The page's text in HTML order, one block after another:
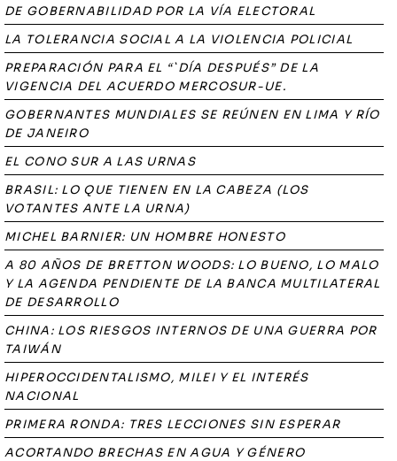
DE GOBERNABILIDAD POR LA VÍA ELECTORAL
LA TOLERANCIA SOCIAL A LA VIOLENCIA POLICIAL
PREPARACIÓN PARA EL “`DÍA DESPUÉS” DE LA
VIGENCIA DEL ACUERDO MERCOSUR-UE.
GOBERNANTES MUNDIALES SE REÚNEN EN LIMA Y RÍO
DE JANEIRO
EL CONO SUR A LAS URNAS
BRASIL: LO QUE TIENEN EN LA CABEZA (LOS
VOTANTES ANTE LA URNA)
MICHEL BARNIER: UN HOMBRE HONESTO
A 80 AÑOS DE BRETTON WOODS: LO BUENO, LO MALO
Y LA AGENDA PENDIENTE DE LA BANCA MULTILATERAL
DE DESARROLLO
CHINA: LOS RIESGOS INTERNOS DE UNA GUERRA POR
TAIWÁN
HIPEROCCIDENTALISMO, MILEI Y EL INTERÉS
NACIONAL
PRIMERA RONDA: TRES LECCIONES SIN ESPERAR
ACORTANDO BRECHAS EN AGUA Y GÉNERO